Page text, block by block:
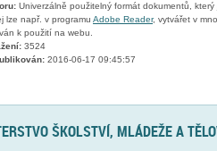
Univerzálně použitelný formát dokumentů,
lze např. v programu Adobe Reader, vytvářet v
k použití na webu.
3524
2016-06-17 09:45:57
ŠKOLSTVÍ, MLÁDEŽE A